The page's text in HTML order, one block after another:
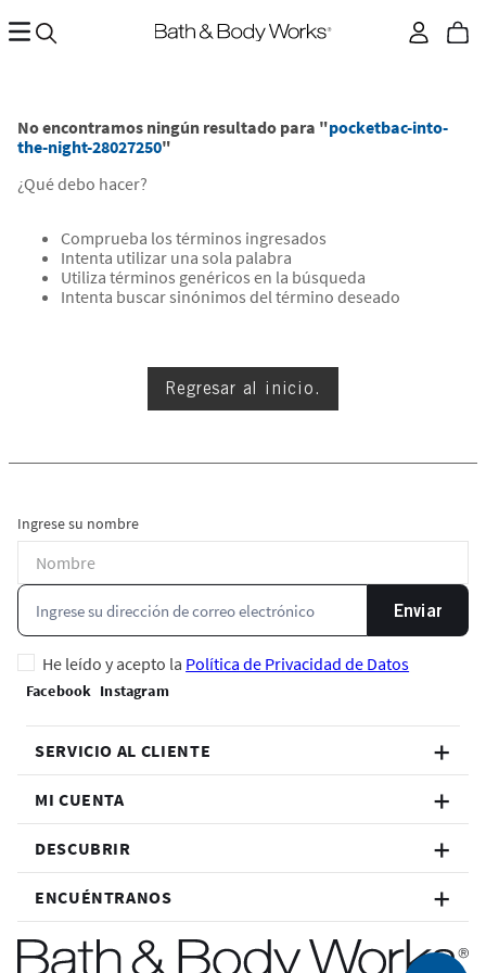
No encontramos ningún resultado para "pocketbac-into-
the-night-28027250"
¿Qué debo hacer?
Comprueba los términos ingresados
Intenta utilizar una sola palabra
Utiliza términos genéricos en la búsqueda
Intenta buscar sinónimos del término deseado
Regresar al inicio.
Ingrese su nombre
Enviar
He leído y acepto la Política de Privacidad de Datos
SERVICIO AL CLIENTE
MI CUENTA
DESCUBRIR
ENCUÉNTRANOS